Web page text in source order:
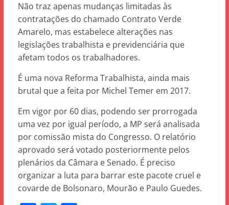
Não traz apenas mudanças limitadas às
contratações do chamado Contrato Verde
Amarelo, mas estabelece alterações nas
legislações trabalhista e previdenciária que
afetam todos os trabalhadores.
É uma nova Reforma Trabalhista, ainda mais
brutal que a feita por Michel Temer em 2017.
Em vigor por 60 dias, podendo ser prorrogada
uma vez por igual período, a MP será analisada
por comissão mista do Congresso. O relatório
aprovado será votado posteriormente pelos
plenários da Câmara e Senado. É preciso
organizar a luta para barrar este pacote cruel e
covarde de Bolsonaro, Mourão e Paulo Guedes.